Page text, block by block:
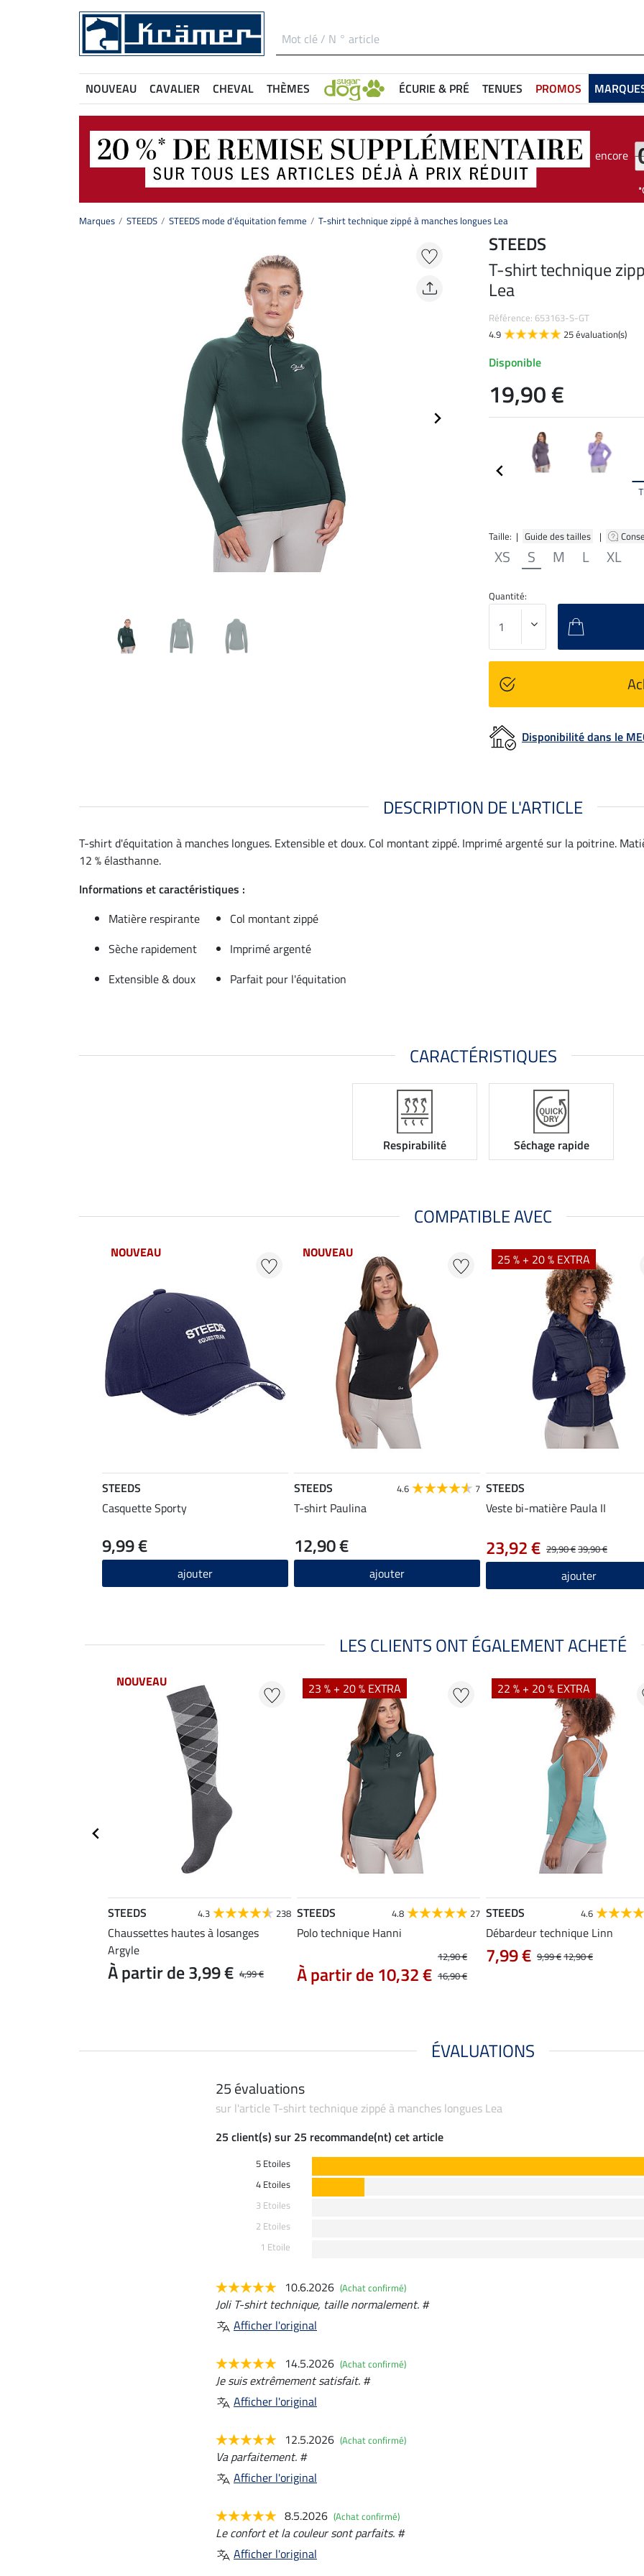
NOUVEAU CAVALIER CHEVAL THÈMES ÉCURIE & PRÉ TENUES PROMOS
encore
Marques STEEDS STEEDS mode d'équitation femme T-shirt technique zippé à manches longues Lea
Taille: | Guide des tailles |
XS S M L XL
STEEDS
T-shirt technique
Lea
Référence: 653163-S-GT
4.9
25 évaluation(s)
Disponible
19,90 €
Quantité:
Disponibilité dans le
DESCRIPTION DE L'ARTICLE
T-shirt d'équitation à manches longues. Extensible et doux. Col montant zippé. Imprimé argenté sur la poitrine.
12 % élasthanne.
Informations et caractéristiques :
Matière respirante
Col montant zippé
Sèche rapidement
Imprimé argenté
Extensible & doux
Parfait pour l'équitation
CARACTÉRISTIQUES
Respirabilité Séchage rapide
COMPATIBLE AVEC
NOUVEAU
STEEDS
Casquette Sporty
9,99 €
ajouter
NOUVEAU
STEEDS 4.6 7
T-shirt Paulina
12,90 €
ajouter
25 % + 20 % EXTRA
STEEDS
Veste bi-matière Paula II
29,90 €39,90 €
23,92 €
ajouter
LES CLIENTS ONT ÉGALEMENT ACHETÉ
NOUVEAU
STEEDS 4.3 238
Chaussettes hautes à losanges
Argyle
4,99 €
À partir de 3,99 €
23 % + 20 % EXTRA
STEEDS 4.8 27
Polo technique Hanni
12,90 €
16,90 €
À partir de 10,32 €
22 % + 20 % EXTRA
STEEDS 4.6
Débardeur technique Linn
9,99 €12,90 €
7,99 €
ÉVALUATIONS
25 évaluations
sur l'article T-shirt technique zippé à manches longues Lea
25 client(s) sur 25 recommande(nt) cet article
5 Etoiles
4 Etoiles
3 Etoiles
2 Etoiles
1 Etoile
10.6.2026 (Achat confirmé)
Joli T-shirt technique, taille normalement. #
Afficher l'original
14.5.2026 (Achat confirmé)
Je suis extrêmement satisfait. #
Afficher l'original
12.5.2026 (Achat confirmé)
Va parfaitement. #
Afficher l'original
8.5.2026 (Achat confirmé)
Le confort et la couleur sont parfaits. #
Afficher l'original